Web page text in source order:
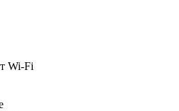
Wi-Fi